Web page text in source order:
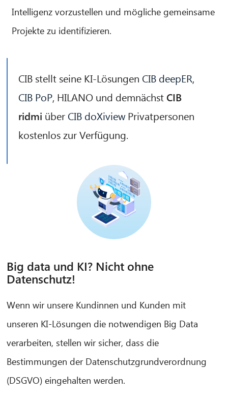
Intelligenz vorzustellen und mögliche gemeinsame
Projekte zu identifizieren.
CIB stellt seine KI-Lösungen CIB deepER,
CIB PoP, HILANO und demnächstCIB
ridmi über CIB doXiview Privatpersonen
kostenlos zur Verfügung.
Big data und KI? Nicht ohne
Datenschutz!
Wenn wir unsere Kundinnen und Kunden mit
unseren KI-Lösungen die notwendigen Big Data
verarbeiten, stellen wir sicher, dass die
Bestimmungen der Datenschutzgrundverordnung
(DSGVO) eingehalten werden.
Hallo! Was kann ich für Sie tun?